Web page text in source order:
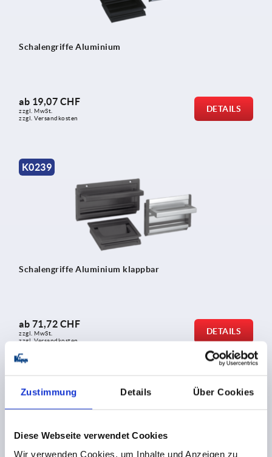
Zustimmung Details Über Cookies
Diese Webseite verwendet Cookies
Wir verwenden Cookies, um Inhalte und Anzeigen zu
Schalengriffe Aluminium
ab 19,07 CHF
zzgl. MwSt.
zzgl. Versandkosten
DETAILS
K0239
Schalengriffe Aluminium klappbar
ab 71,72 CHF
zzgl. MwSt.
zzgl. Versandkosten
DETAILS
K0240